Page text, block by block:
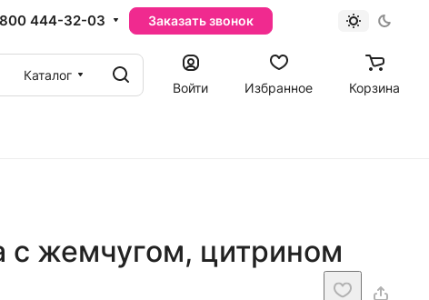
444-32-03 Заказать звонок
Каталог
Войти
Избранное Корзина
с жемчугом, цитрином